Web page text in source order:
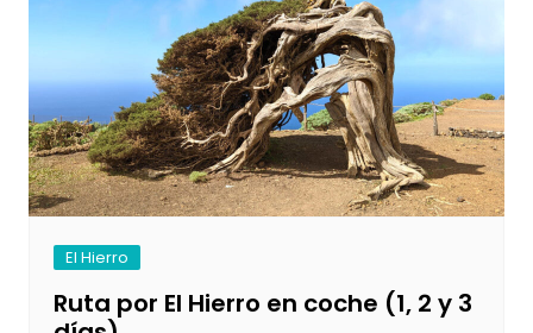
El Hierro
Ruta por El Hierro en coche (1, 2 y 3